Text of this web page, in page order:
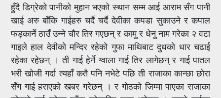
हुँदै डिग्रेको पानीको मुहान भएको स्थान सम्म आई आराम सँग पानी
खाई अरु बाँकि गाईहरु चर्दै चर्दै देवीका कपडा सुकाउने र कपाल
फड्कार्ने ठाउँ उन्ने चौर तिर गएछन् र कामु र धेनु नाम गरेका २ वटा
गाइले हाल देवीको मन्दिर रहेको गुफा माथिबाट दुधको धार चढाई
रहेका रहेछन् । ती गाई हेर्ने ग्वाला गाई तिर लागेछन् र गाई पातल
भरी खोजी गर्दा त्यहाँ कतै पनि नभेटे पछि ती राजाका कान्छा छोरा
सँग गाई हराएको खबर गरेछन् । र गोठको जिम्मा पाएका राजाका